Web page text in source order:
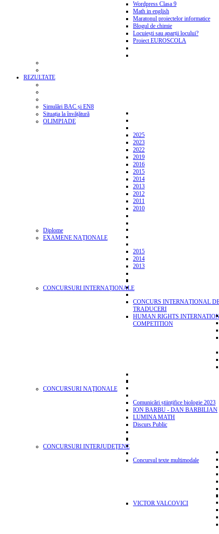
Wordpress Clasa 9
Math in english
Maratonul proiectelor informatice
Blogul de chimie
Locuiești sau aparții locului?
Proiect EUROSCOLA
REZULTATE
Simulări BAC și EN8
Situația la învățătură
OLIMPIADE
2025
2023
2022
2019
2016
2015
2014
2013
2012
2011
2010
Diplome
EXAMENE NAŢIONALE
2015
2014
2013
CONCURSURI INTERNAȚIONALE
CONCURS INTERNAȚIONAL
TRADUCERI
HUMAN RIGHTS
COMPETITION
CONCURSURI NAŢIONALE
Comunicări științifice biologie 2023
ION BARBU - DAN BARBILIAN
LUMINA MATH
Discurs Public
CONCURSURI INTERJUDEŢENE
Concursul texte multimodale
VICTOR VALCOVICI